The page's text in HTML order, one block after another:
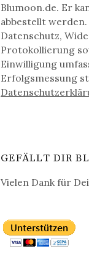
Blumoon.de. Er
abbestellt
Datenschutz,
Protokollierung
Einwilligung
Erfolgsmessung
GEFÄLLT DIR
Vielen Dank für